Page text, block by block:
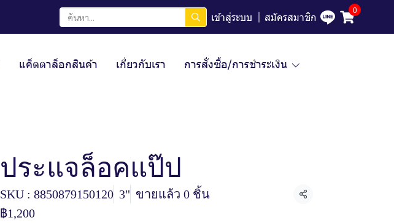
เข้าสู่ระบบ สมัครสมาชิก
0
แค็ตตาล็อกสินค้า เกี่ยวกับเรา การสั่งซื้อ/การชำระเงิน
ประแจล็อคแป๊ป
SKU : 8850879150120 3" ขายแล้ว 0 ชิ้น แชร์
฿1,200